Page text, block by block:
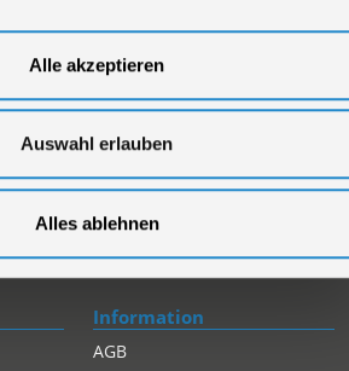
Alle akzeptieren
Auswahl erlauben
Alles ablehnen
Reparaturauftrag/Reklamation
Rückgabe gekaufter Artikel
Information
AGB